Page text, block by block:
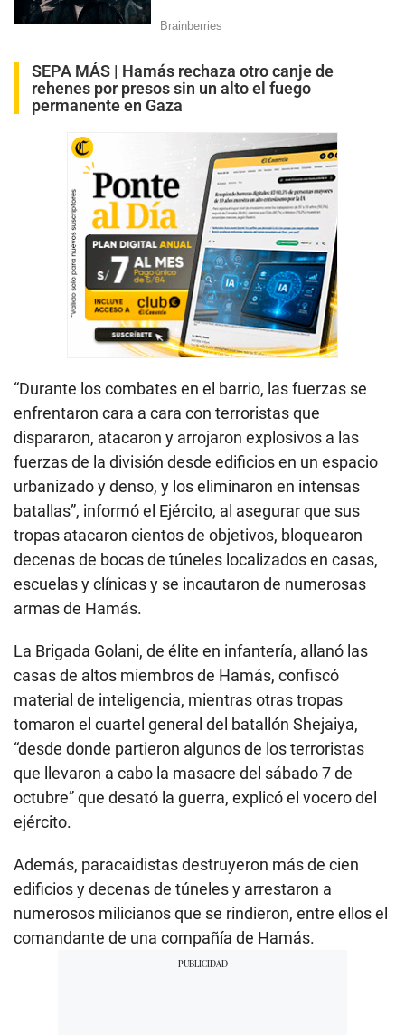
SEPA MÁS | Hamás rechaza otro canje de
rehenes por presos sin un alto el fuego
permanente en Gaza
“Durante los combates en el barrio, las fuerzas se
enfrentaron cara a cara con terroristas que
dispararon, atacaron y arrojaron explosivos a las
fuerzas de la división desde edificios en un espacio
urbanizado y denso, y los eliminaron en intensas
batallas”, informó el Ejército, al asegurar que sus
tropas atacaron cientos de objetivos, bloquearon
decenas de bocas de túneles localizados en casas,
escuelas y clínicas y se incautaron de numerosas
armas de Hamás.
La Brigada Golani, de élite en infantería, allanó las
casas de altos miembros de Hamás, confiscó
material de inteligencia, mientras otras tropas
tomaron el cuartel general del batallón Shejaiya,
“desde donde partieron algunos de los terroristas
que llevaron a cabo la masacre del sábado 7 de
octubre” que desató la guerra, explicó el vocero del
ejército.
Además, paracaidistas destruyeron más de cien
edificios y decenas de túneles y arrestaron a
numerosos milicianos que se rindieron, entre ellos el
comandante de una compañía de Hamás.